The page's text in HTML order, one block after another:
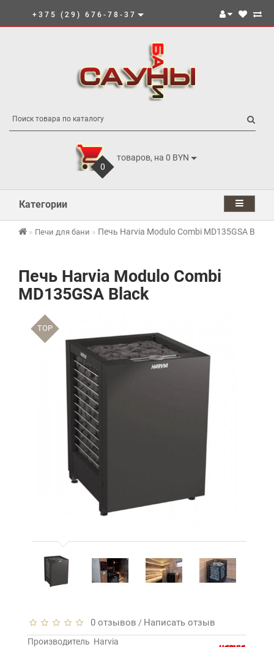
+375 (29) 676-78-37
0
товаров, на 0 BYN
Категории
Печи для бани Печь Harvia Modulo Combi MD135GSA Black
Печь Harvia Modulo Combi
MD135GSA Black
TOP
0 отзывов / Написать отзыв
Производитель Harvia